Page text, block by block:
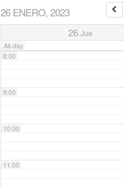
26 ENERO, 2023
26 Jue
All-day
7:00
8:00
9:00
10:00
11:00